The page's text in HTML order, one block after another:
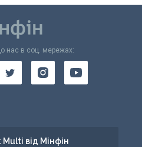
нас в соц. мережах:
від Мінфін